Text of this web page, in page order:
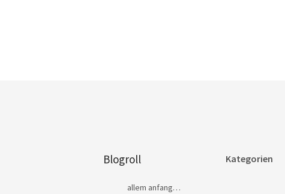
Blogroll
allem anfang…
Kategorien